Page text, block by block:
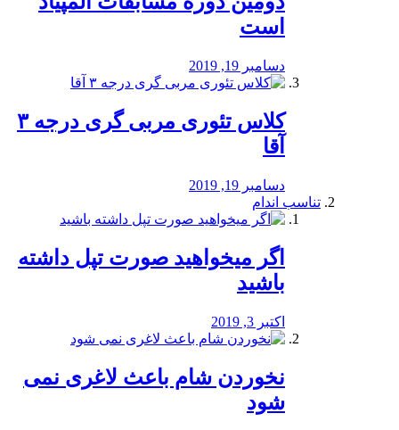
است
دسامبر 19, 2019
کلاس تئوری مربی گری درجه ۳
آقا
دسامبر 19, 2019
تناسب اندام
اگر میخواهید صورت تپل داشته
باشید
اکتبر 3, 2019
نخوردن شام باعث لاغری نمی
‌شود